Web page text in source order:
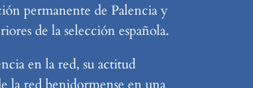
permanente de Palencia y
de la selección española.
en la red, su actitud